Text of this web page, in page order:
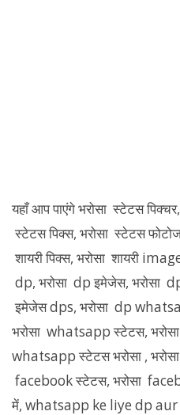
यहाँ आप पाएंगे भरोसा स्टेटस
स्टेटस पिक्स, भरोसा स्टेटस
शायरी पिक्स, भरोसा शायरी
dp, भरोसा dp इमेजेस, भरोसा
इमेजेस dps, भरोसा dp
भरोसा whatsapp स्टेटस,
whatsapp स्टेटस भरोसा ,
facebook स्टेटस, भरोसा
में, whatsapp ke liye dp